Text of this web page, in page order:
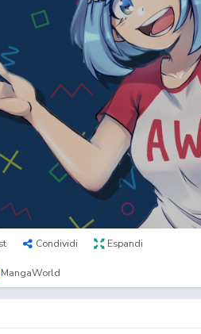
Condividi Espandi
MangaWorld